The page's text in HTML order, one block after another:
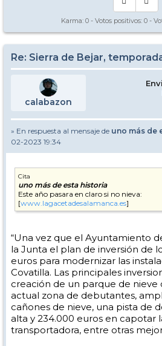
Karma: 0 - Votos positivos: 0 -
Re: Sierra de Bejar,
calabazon
» En respuesta al mensaje de uno más de
02-2023 19:34
Cita
uno más de esta historia
Este año pasara en claro si no nieva:
[www.lagacetadesalamanca.es]
“Una vez que el Ayuntamiento
la Junta el plan de inversión de
euros para modernizar las
Covatilla. Las principales
creación de un parque de nieve
actual zona de debutantes,
cañones de nieve, una pista de
alta y 234.000 euros en capotar
transportadora, entre otras